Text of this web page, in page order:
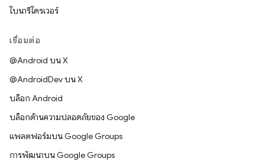
ไบนารีไดรเวอร์
เชื่อมต่อ
@Android บน X
@AndroidDev บน X
บล็อก Android
บล็อกด้านความปลอดภัยของ Google
แพลตฟอร์มบน Google Groups
การพัฒนาบน Google Groups